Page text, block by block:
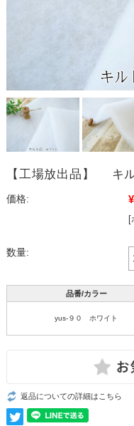
【工場放出品】 キ
価格:
[
数量:
品番/カラー
yus-９０ ホワイト
返品についての詳細はこちら